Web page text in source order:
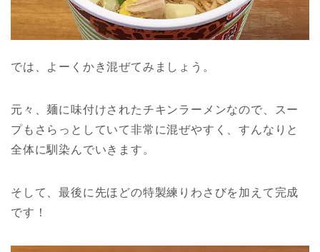
では、よーくかき混ぜてみましょう。
元々、麺に味付けされたチキンラーメンなので、スー
プもさらっとしていて非常に混ぜやすく、すんなりと
全体に馴染んでいきます。
そして、最後に先ほどの特製練りわさびを加えて完成
です！